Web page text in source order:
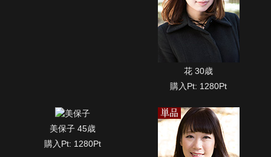
花 30歳
購入Pt: 1280Pt
美保子 45歳
購入Pt: 1280Pt